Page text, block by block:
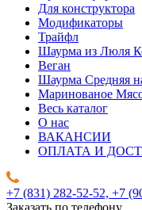
Для конструктора
Модификаторы
Трайфл
Шаурма из Люля
Веган
Шаурма Средняя
Маринованое
Весь каталог
О нас
ВАКАНСИИ
ОПЛАТА И
+7 (831) 282-52-52, +7
Заказать по телефону